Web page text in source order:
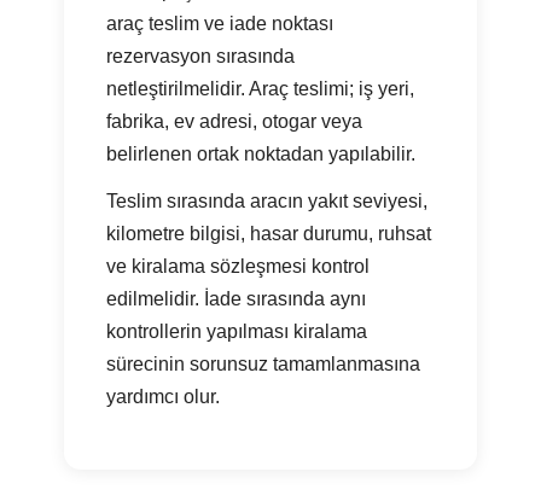
araç teslim ve iade noktası
rezervasyon sırasında
netleştirilmelidir. Araç teslimi; iş yeri,
fabrika, ev adresi, otogar veya
belirlenen ortak noktadan yapılabilir.
Teslim sırasında aracın yakıt seviyesi,
kilometre bilgisi, hasar durumu, ruhsat
ve kiralama sözleşmesi kontrol
edilmelidir. İade sırasında aynı
kontrollerin yapılması kiralama
sürecinin sorunsuz tamamlanmasına
yardımcı olur.